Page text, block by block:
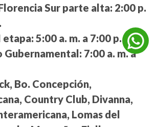
Sur parte alta: 2:00 p.
etapa: 5:00 a. m. a 7:00 p. m.
Gubernamental: 7:00 a. m. a
Bo. Concepción,
Country Club, Divanna,
Lomas del